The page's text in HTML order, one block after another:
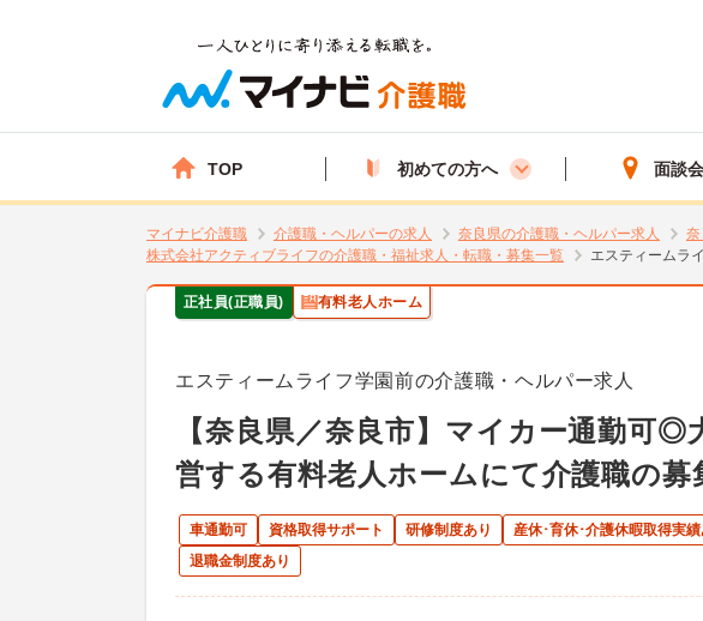
TOP 初めての方へ 面談
マイナビ介護職 介護職・ヘルパーの求人 奈良県の介護職・ヘルパー求人
奈
株式会社アクティブライフの介護職・福祉求人・転職・募集一覧
エスティームラ
正社員(正職員) 有料老人ホーム
エスティームライフ学園前の介護職・ヘルパー求人
【奈良県／奈良市】マイカー通勤可
営する有料老人ホームにて介護職の募
車通勤可 資格取得サポート 研修制度あり 産休･育休･介護休暇取得実績
退職金制度あり